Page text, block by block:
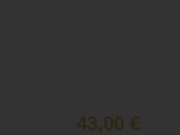
43,00 €